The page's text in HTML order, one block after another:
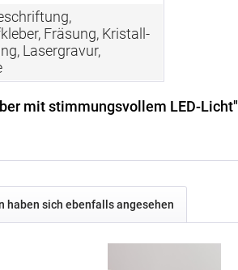
Fräsung, Kristall-
Lasergravur,
mit stimmungsvollem LED-Licht"
haben sich ebenfalls angesehen